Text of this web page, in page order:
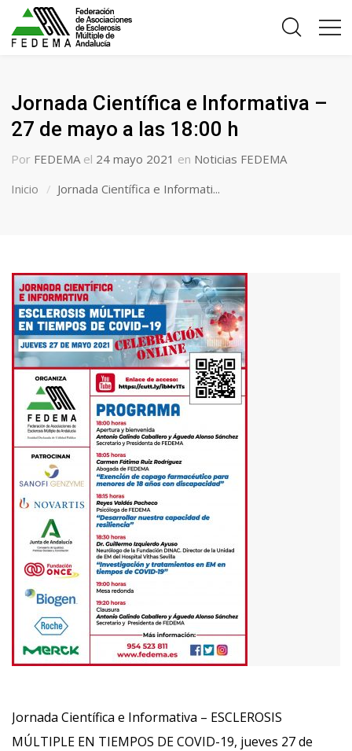
Jornada Científica e Informativa –
27 de mayo a las 18:00 h
Por FEDEMA el 24 mayo 2021 en Noticias FEDEMA
Inicio
Jornada Científica e Informati...
Jornada Científica e Informativa – ESCLEROSIS
MÚLTIPLE EN TIEMPOS DE COVID-19, jueves 27 de